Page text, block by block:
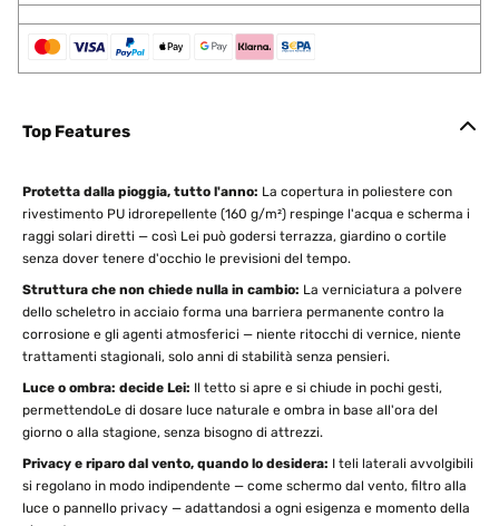
Top Features
Protetta dalla pioggia, tutto l'anno: La copertura in poliestere con
rivestimento PU idrorepellente (160 g/m²) respinge l'acqua e scherma i
raggi solari diretti — così Lei può godersi terrazza, giardino o cortile
senza dover tenere d'occhio le previsioni del tempo.
Struttura che non chiede nulla in cambio: La verniciatura a polvere
dello scheletro in acciaio forma una barriera permanente contro la
corrosione e gli agenti atmosferici — niente ritocchi di vernice, niente
trattamenti stagionali, solo anni di stabilità senza pensieri.
Luce o ombra: decide Lei: Il tetto si apre e si chiude in pochi gesti,
permettendoLe di dosare luce naturale e ombra in base all'ora del
giorno o alla stagione, senza bisogno di attrezzi.
Privacy e riparo dal vento, quando lo desidera: I teli laterali avvolgibili
si regolano in modo indipendente — come schermo dal vento, filtro alla
luce o pannello privacy — adattandosi a ogni esigenza e momento della